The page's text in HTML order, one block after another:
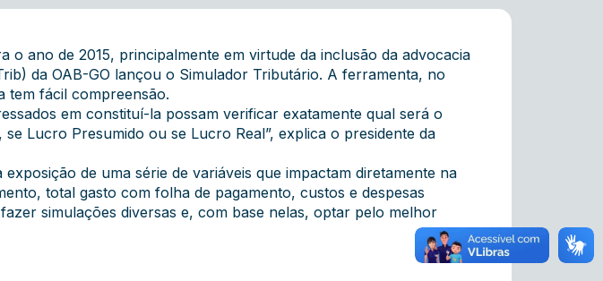
ano de 2015, principalmente em virtude da inclusão da advocacia
da OAB-GO lançou o Simulador Tributário. A ferramenta, no
tem fácil compreensão.
em constituí-la possam verificar exatamente qual será o
Lucro Presumido ou se Lucro Real”, explica o presidente da
de uma série de variáveis que impactam diretamente na
total gasto com folha de pagamento, custos e despesas
simulações diversas e, com base nelas, optar pelo melhor